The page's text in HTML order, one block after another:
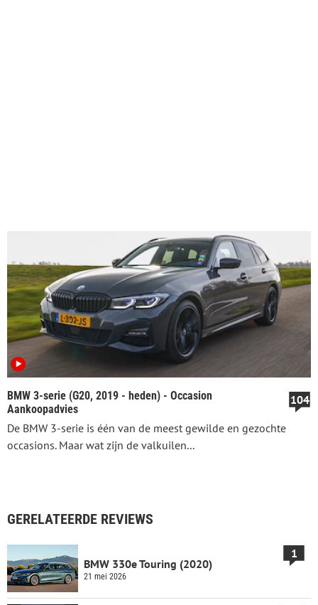
BMW 3-serie (G20, 2019 - heden) - Occasion
Aankoopadvies
104
De BMW 3-serie is één van de meest gewilde en gezochte
occasions. Maar wat zijn de valkuilen...
GERELATEERDE REVIEWS
BMW 330e Touring (2020)
1
21 mei 2026